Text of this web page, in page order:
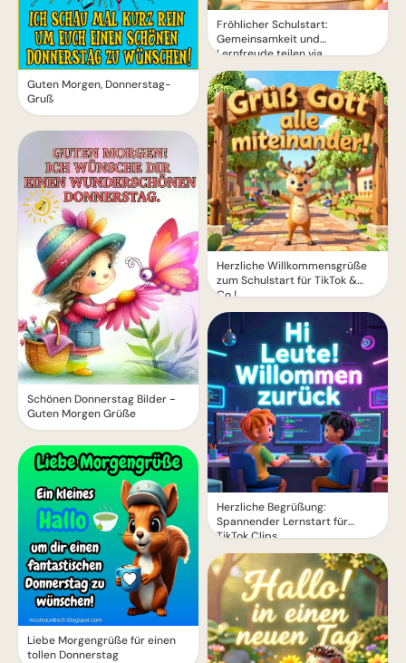
Guten Morgen, Donnerstag-
Gruß
Schönen Donnerstag Bilder -
Guten Morgen Grüße
Liebe Morgengrüße für einen
tollen Donnerstag
Fröhlicher Schulstart:
Gemeinsamkeit und
Lernfreude teilen via
WhatsApp!
Herzliche Willkommensgrüße
zum Schulstart für TikTok &
Co.!
Herzliche Begrüßung:
Spannender Lernstart für
TikTok Clips